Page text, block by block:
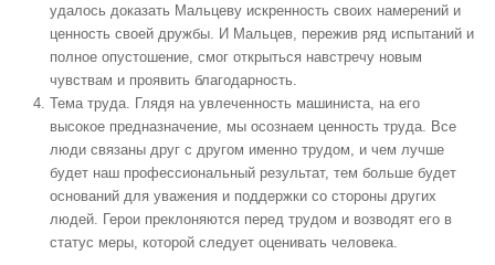
удалось доказать Мальцеву искренность своих намерений и
ценность своей дружбы. И Мальцев, пережив ряд испытаний и
полное опустошение, смог открыться навстречу новым
чувствам и проявить благодарность.
Тема труда. Глядя на увлеченность машиниста, на его
высокое предназначение, мы осознаем ценность труда. Все
люди связаны друг с другом именно трудом, и чем лучше
будет наш профессиональный результат, тем больше будет
оснований для уважения и поддержки со стороны других
людей. Герои преклоняются перед трудом и возводят его в
статус меры, которой следует оценивать человека.